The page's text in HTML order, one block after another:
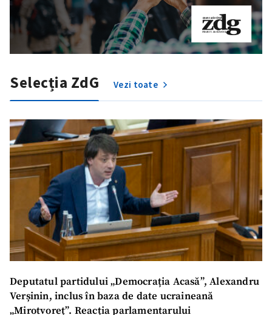
Selecția ZdG Vezi toate
Deputatul partidului „Democrația Acasă”, Alexandru
Verșinin, inclus în baza de date ucraineană
„Mirotvoreț”. Reacția parlamentarului